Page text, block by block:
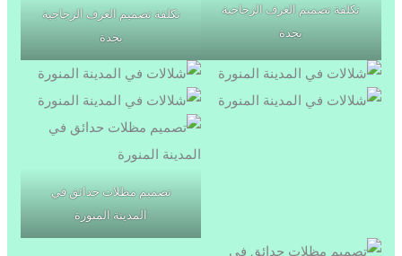
تكلفة تصميم الغرف الزجاجية
بجدة
تكلفة تصميم الغرف الزجاجية
بجدة
تصميم مظلات حدائق في
المدينة المنورة